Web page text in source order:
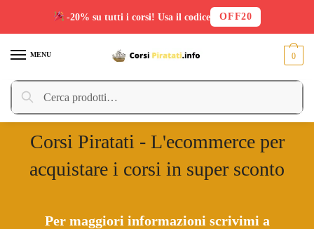
MENU
Cerca:
Cerca
0
Corsi Piratati - L'ecommerce per
acquistare i corsi in super sconto
Per maggiori informazioni scrivimi a
-20% su tutti i corsi! Usa il codice OFF20